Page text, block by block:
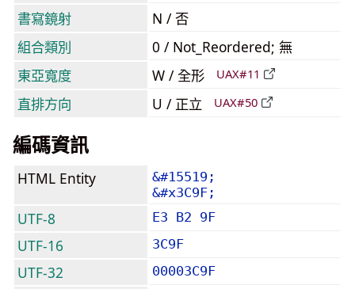
書寫鏡射
N / 否
組合類別
0 / Not_Reordered; 無
東亞寬度
W / 全形 UAX#11
直排方向 U / 正立 UAX#50
編碼資訊
HTML Entity
&#15519;
&#x3C9F;
UTF-8 E3 B2 9F
UTF-16 3C9F
UTF-32 00003C9F